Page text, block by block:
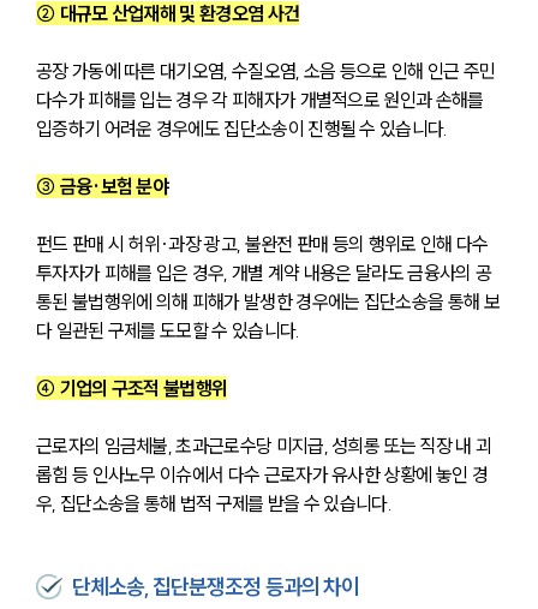
② 대규모 산업재해 및 환경오염 사건
공장 가동에 따른 대기오염, 수질오염, 소음 등으로 인해 인근 주민
다수가 피해를 입는 경우 각 피해자가 개별적으로 원인과 손해를
입증하기 어려운 경우에도 집단소송이 진행될 수 있습니다.
③ 금융·보험 분야
펀드 판매 시 허위·과장 광고, 불완전 판매 등의 행위로 인해 다수
투자자가 피해를 입은 경우, 개별 계약 내용은 달라도 금융사의 공
통된 불법행위에 의해 피해가 발생한 경우에는 집단소송을 통해 보
다 일관된 구제를 도모할 수 있습니다.
④ 기업의 구조적 불법행위
근로자의 임금체불, 초과근로수당 미지급, 성희롱 또는 직장 내 괴
롭힘 등 인사노무 이슈에서 다수 근로자가 유사한 상황에 놓인 경
우, 집단소송을 통해 법적 구제를 받을 수 있습니다.
단체소송, 집단분쟁조정 등과의 차이